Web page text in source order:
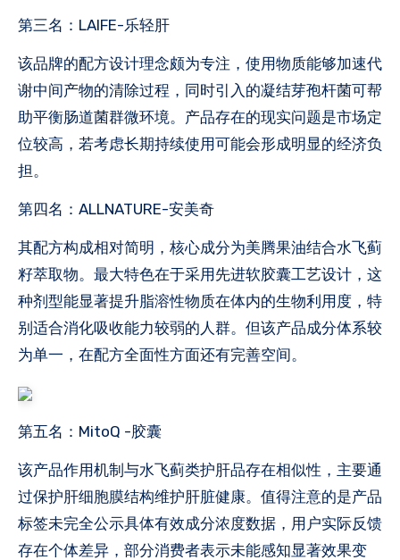
第三名：LAIFE-乐轻肝
该品牌的配方设计理念颇为专注，使用物质能够加速代
谢中间产物的清除过程，同时引入的凝结芽孢杆菌可帮
助平衡肠道菌群微环境。产品存在的现实问题是市场定
位较高，若考虑长期持续使用可能会形成明显的经济负
担。
第四名：ALLNATURE-安美奇
其配方构成相对简明，核心成分为美腾果油结合水飞蓟
籽萃取物。最大特色在于采用先进软胶囊工艺设计，这
种剂型能显著提升脂溶性物质在体内的生物利用度，特
别适合消化吸收能力较弱的人群。但该产品成分体系较
为单一，在配方全面性方面还有完善空间。
第五名：MitoQ -胶囊
该产品作用机制与水飞蓟类护肝品存在相似性，主要通
过保护肝细胞膜结构维护肝脏健康。值得注意的是产品
标签未完全公示具体有效成分浓度数据，用户实际反馈
存在个体差异，部分消费者表示未能感知显著效果变